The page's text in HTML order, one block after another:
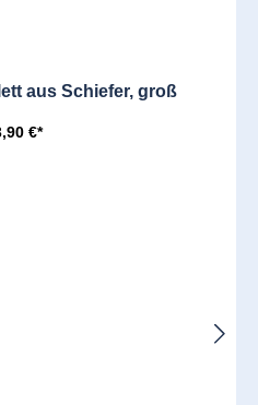
aus Schiefer, groß
€*